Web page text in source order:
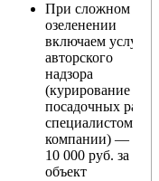
При сложном
озеленении
включаем услугу
авторского
надзора
(курирование
посадочных работ
специалистом
компании) — от
10 000 руб. за
объект